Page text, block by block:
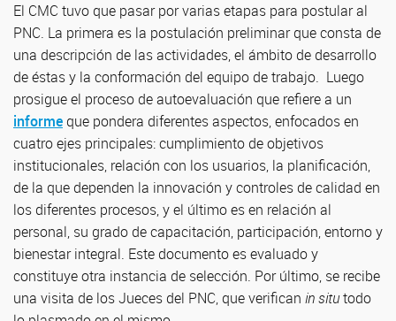
El CMC tuvo que pasar por varias etapas para postular al
PNC. La primera es la postulación preliminar que consta de
una descripción de las actividades, el ámbito de desarrollo
de éstas y la conformación del equipo de trabajo. Luego
prosigue el proceso de autoevaluación que refiere a un
informeque pondera diferentes aspectos, enfocados en
cuatro ejes principales: cumplimiento de objetivos
institucionales, relación con los usuarios, la planificación,
de la que dependen la innovación y controles de calidad en
los diferentes procesos, y el último es en relación al
personal, su grado de capacitación, participación, entorno y
bienestar integral. Este documento es evaluado y
constituye otra instancia de selección. Por último, se recibe
una visita de los Jueces del PNC, que verifican in situtodo